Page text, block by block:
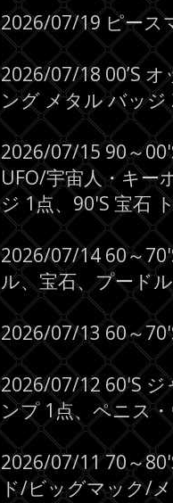
2026/07/19 ピース
2026/07/18 00’S
ング メタル バッジ
2026/07/15 90～
UFO/宇宙人・キー
ジ 1点、90'S 宝石
2026/07/14 60～
ル、宝石、プード
2026/07/13 60～
2026/07/12 60'S
ンプ 1点、ペニス
2026/07/11 70～
ド/ビッグマック/